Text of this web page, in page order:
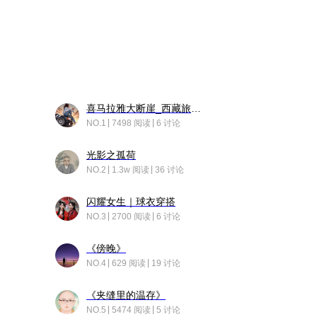
NO.1 7498 阅读 6 讨论
光影之孤荷
NO.2 1.3w 阅读 36 讨论
闪耀女生｜球衣穿搭
NO.3 2700 阅读 6 讨论
《傍晚》
NO.4 629 阅读 19 讨论
《夹缝里的温存》
NO.5 5474 阅读 5 讨论